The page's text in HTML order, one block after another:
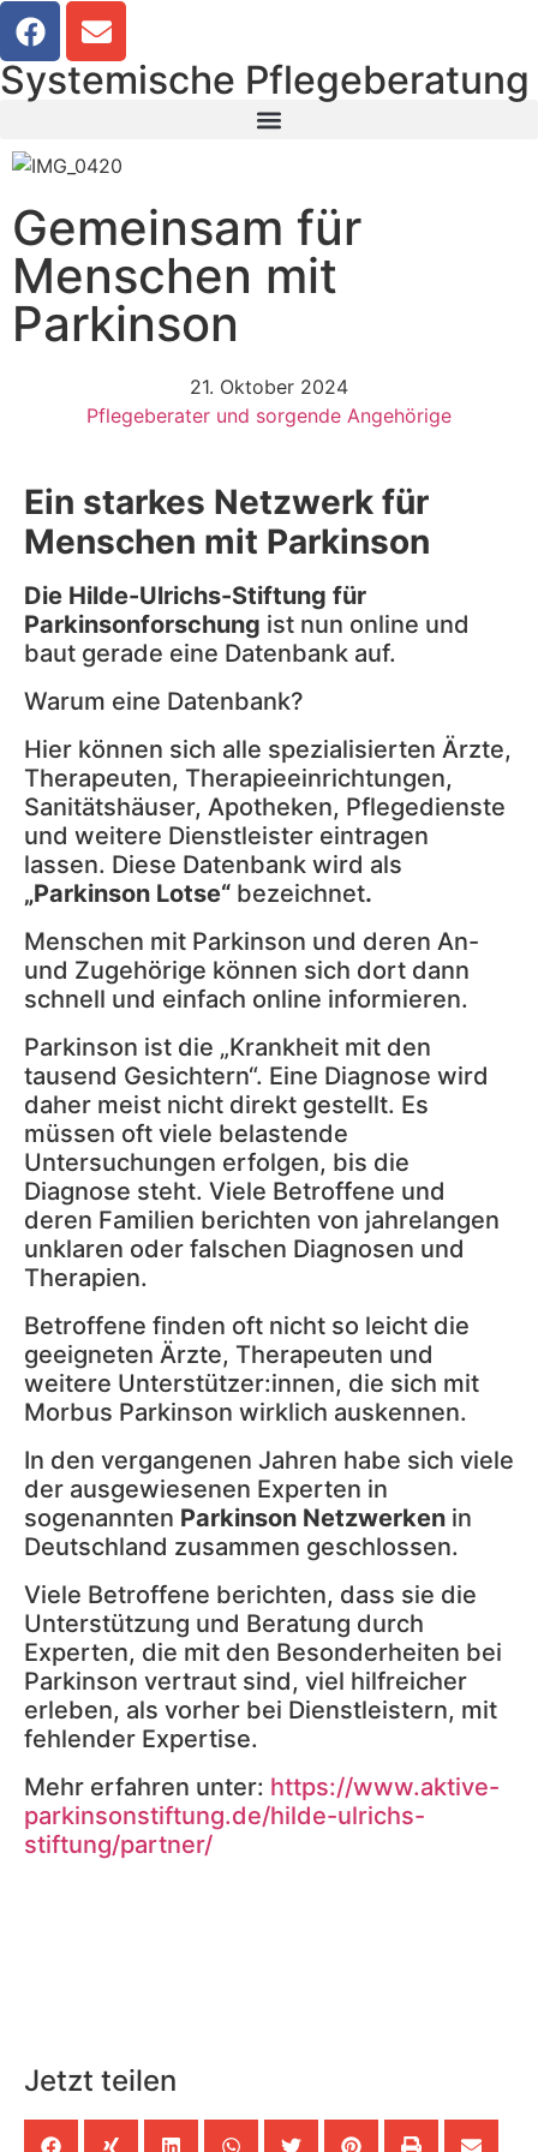
Systemische Pflegeberatung
Gemeinsam für
Menschen mit
Parkinson
21. Oktober 2024
Pflegeberater und sorgende Angehörige
Ein starkes Netzwerk für
Menschen mit Parkinson
Die Hilde-Ulrichs-Stiftung für
Parkinsonforschung ist nun online und
baut gerade eine Datenbank auf.
Warum eine Datenbank?
Hier können sich alle spezialisierten Ärzte,
Therapeuten, Therapieeinrichtungen,
Sanitätshäuser, Apotheken, Pflegedienste
und weitere Dienstleister eintragen
lassen. Diese Datenbank wird als
„Parkinson Lotse“ bezeichnet.
Menschen mit Parkinson und deren An-
und Zugehörige können sich dort dann
schnell und einfach online informieren.
Parkinson ist die „Krankheit mit den
tausend Gesichtern“. Eine Diagnose wird
daher meist nicht direkt gestellt. Es
müssen oft viele belastende
Untersuchungen erfolgen, bis die
Diagnose steht. Viele Betroffene und
deren Familien berichten von jahrelangen
unklaren oder falschen Diagnosen und
Therapien.
Betroffene finden oft nicht so leicht die
geeigneten Ärzte, Therapeuten und
weitere Unterstützer:innen, die sich mit
Morbus Parkinson wirklich auskennen.
In den vergangenen Jahren habe sich viele
der ausgewiesenen Experten in
sogenannten Parkinson Netzwerken in
Deutschland zusammen geschlossen.
Viele Betroffene berichten, dass sie die
Unterstützung und Beratung durch
Experten, die mit den Besonderheiten bei
Parkinson vertraut sind, viel hilfreicher
erleben, als vorher bei Dienstleistern, mit
fehlender Expertise.
Mehr erfahren unter: https://www.aktive-
parkinsonstiftung.de/hilde-ulrichs-
stiftung/partner/
Jetzt teilen